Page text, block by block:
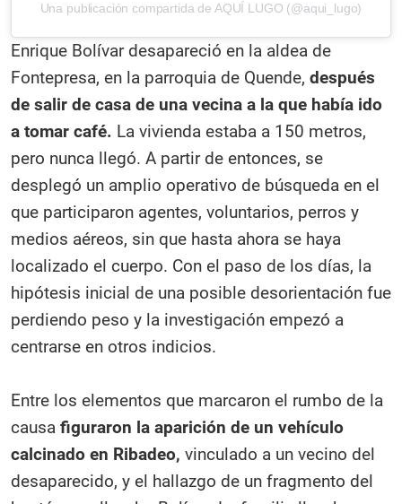
Una publicación compartida de AQUÍ LUGO (@aqui_lugo)
Enrique Bolívar desapareció en la aldea de
Fontepresa, en la parroquia de Quende, después
de salir de casa de una vecina a la que había ido
a tomar café. La vivienda estaba a 150 metros,
pero nunca llegó. A partir de entonces, se
desplegó un amplio operativo de búsqueda en el
que participaron agentes, voluntarios, perros y
medios aéreos, sin que hasta ahora se haya
localizado el cuerpo. Con el paso de los días, la
hipótesis inicial de una posible desorientación fue
perdiendo peso y la investigación empezó a
centrarse en otros indicios.
Entre los elementos que marcaron el rumbo de la
causa figuraron la aparición de un vehículo
calcinado en Ribadeo, vinculado a un vecino del
desaparecido, y el hallazgo de un fragmento del